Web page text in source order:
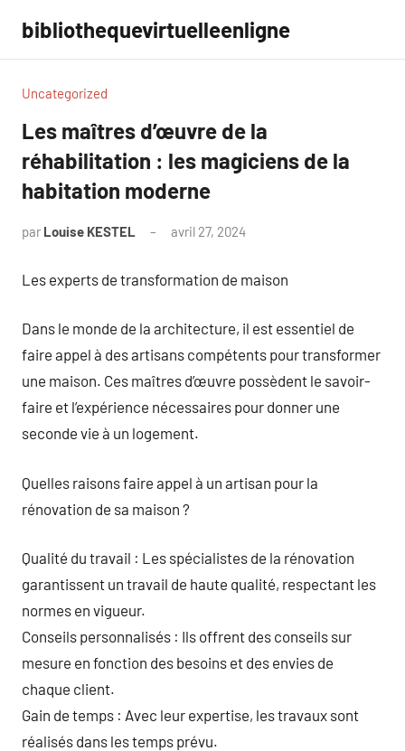
contenu
bibliothequevirtuelleenligne
Uncategorized
Les maîtres d’œuvre de la
réhabilitation : les magiciens de la
habitation moderne
par Louise KESTEL avril 27, 2024
Les experts de transformation de maison
Dans le monde de la architecture, il est essentiel de
faire appel à des artisans compétents pour transformer
une maison. Ces maîtres d’œuvre possèdent le savoir-
faire et l’expérience nécessaires pour donner une
seconde vie à un logement.
Quelles raisons faire appel à un artisan pour la
rénovation de sa maison ?
Qualité du travail : Les spécialistes de la rénovation
garantissent un travail de haute qualité, respectant les
normes en vigueur.
Conseils personnalisés : Ils offrent des conseils sur
mesure en fonction des besoins et des envies de
chaque client.
Gain de temps : Avec leur expertise, les travaux sont
réalisés dans les temps prévu.